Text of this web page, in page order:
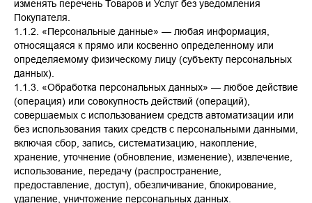
изменять перечень Товаров и Услуг без уведомления
Покупателя.
1.1.2. «Персональные данные» — любая информация,
относящаяся к прямо или косвенно определенному или
определяемому физическому лицу (субъекту персональных
данных).
1.1.3. «Обработка персональных данных» — любое действие
(операция) или совокупность действий (операций),
совершаемых с использованием средств автоматизации или
без использования таких средств с персональными данными,
включая сбор, запись, систематизацию, накопление,
хранение, уточнение (обновление, изменение), извлечение,
использование, передачу (распространение,
предоставление, доступ), обезличивание, блокирование,
удаление, уничтожение персональных данных.